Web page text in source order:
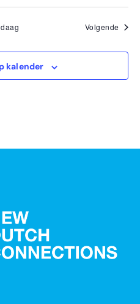
Volgende
kalender